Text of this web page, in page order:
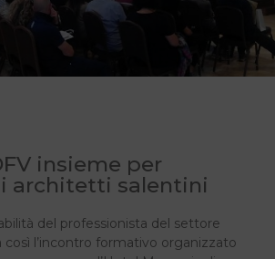
insieme per
architetti salentini
del professionista del settore
così l’incontro formativo organizzato